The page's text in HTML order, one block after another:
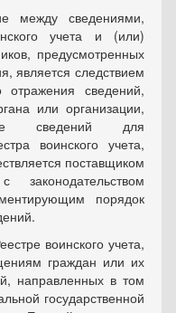
между сведениями,
учета и (или)
предусмотренных
является следствием
отражения сведений,
или организации,
сведений для
воинского учета,
поставщиком
порядок
воинского учета,
граждан или их
направленных в том
государственной